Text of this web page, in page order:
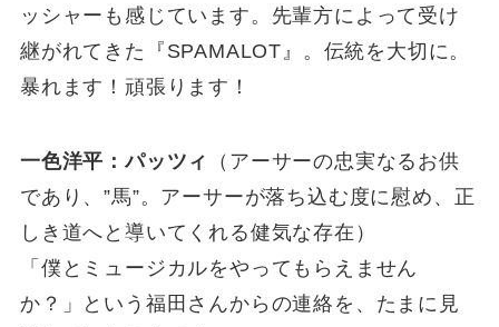
ッシャーも感じています。先輩方によって受け
継がれてきた『SPAMALOT』。伝統を大切に。
暴れます！頑張ります！
一色洋平：パッツィ
（アーサーの忠実なるお供
であり、”馬”。アーサーが落ち込む度に慰め、正
しき道へと導いてくれる健気な存在）
「僕とミュージカルをやってもらえません
か？」という福田さんからの連絡を、たまに見